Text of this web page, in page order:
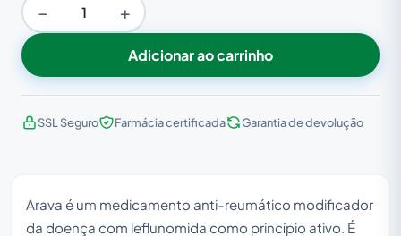
− +
Adicionar ao carrinho
SSL Seguro Farmácia certificada Garantia de devolução
Arava é um medicamento anti-reumático modificador
da doença com leflunomida como princípio ativo. É